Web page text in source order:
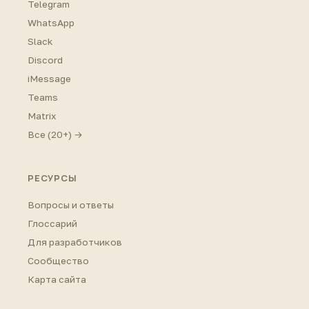
Telegram
WhatsApp
Slack
Discord
iMessage
Teams
Matrix
Все (20+) →
РЕСУРСЫ
Вопросы и ответы
Глоссарий
Для разработчиков
Сообщество
Карта сайта